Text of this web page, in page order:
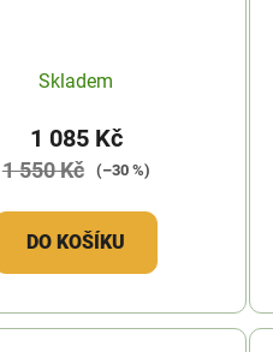
Skladem
1 085 Kč
1 550 Kč (–30 %)
DO KOŠÍKU